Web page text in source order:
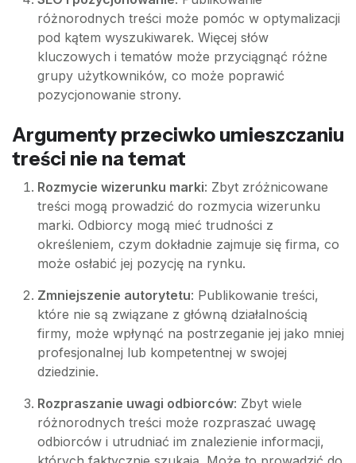
różnorodnych treści może pomóc w optymalizacji
pod kątem wyszukiwarek. Więcej słów
kluczowych i tematów może przyciągnąć różne
grupy użytkowników, co może poprawić
pozycjonowanie strony.
Argumenty przeciwko umieszczaniu
treści nie na temat
Rozmycie wizerunku marki: Zbyt zróżnicowane
treści mogą prowadzić do rozmycia wizerunku
marki. Odbiorcy mogą mieć trudności z
określeniem, czym dokładnie zajmuje się firma, co
może osłabić jej pozycję na rynku.
Zmniejszenie autorytetu: Publikowanie treści,
które nie są związane z główną działalnością
firmy, może wpłynąć na postrzeganie jej jako mniej
profesjonalnej lub kompetentnej w swojej
dziedzinie.
Rozpraszanie uwagi odbiorców: Zbyt wiele
różnorodnych treści może rozpraszać uwagę
odbiorców i utrudniać im znalezienie informacji,